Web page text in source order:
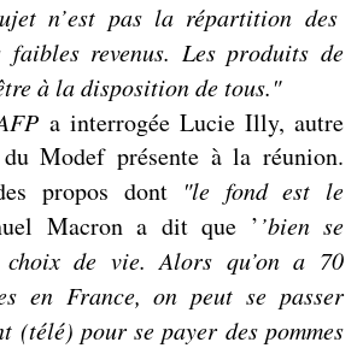
n’est pas la répartition des
faibles revenus. Les produits de
à la disposition de tous."
a interrogée Lucie Illy, autre
Modef présente à la réunion.
propos dont "le fond est le
Macron a dit que ’’bien se
de vie. Alors qu’on a 70
en France, on peut se passer
(télé) pour se payer des pommes